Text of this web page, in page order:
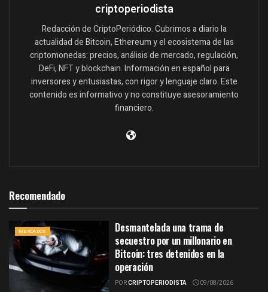
criptoperiodista
Redacción de CriptoPeriódico. Cubrimos a diario la
actualidad de Bitcoin, Ethereum y el ecosistema de las
criptomonedas: precios, análisis de mercado, regulación,
DeFi, NFT y blockchain. Información en español para
inversores y entusiastas, con rigor y lenguaje claro. Este
contenido es informativo y no constituye asesoramiento
financiero.
Recomendado
MERCADOS
Desmantelada una trama de
secuestro por un millonario en
Bitcoin: tres detenidos en la
operación
PORCRIPTOPERIODISTA 09/08/2026